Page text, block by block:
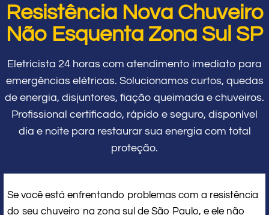
Resistência Nova Chuveiro
Não Esquenta Zona Sul SP
Eletricista 24 horas com atendimento imediato para
emergências elétricas. Solucionamos curtos, quedas
de energia, disjuntores, fiação queimada e chuveiros.
Profissional certificado, rápido e seguro, disponível
dia e noite para restaurar sua energia com total
proteção.
Se você está enfrentando problemas com a resistência
do seu chuveiro na zona sul de São Paulo, e ele não